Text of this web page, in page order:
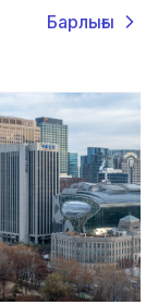
Барлығы